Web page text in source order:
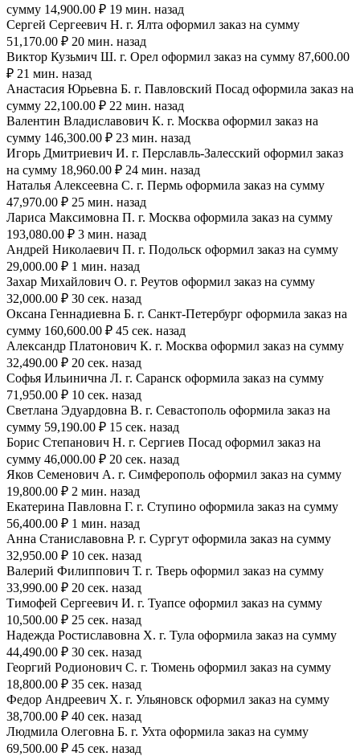
сумму 14,900.00 ₽ 19 мин. назад
Сергей Сергеевич Н. г. Ялта оформил заказ на сумму
51,170.00 ₽ 20 мин. назад
Виктор Кузьмич Ш. г. Орел оформил заказ на сумму 87,600.00
₽ 21 мин. назад
Анастасия Юрьевна Б. г. Павловский Посад оформила заказ на
сумму 22,100.00 ₽ 22 мин. назад
Валентин Владиславович К. г. Москва оформил заказ на
сумму 146,300.00 ₽ 23 мин. назад
Игорь Дмитриевич И. г. Перславль-Залесский оформил заказ
на сумму 18,960.00 ₽ 24 мин. назад
Наталья Алексеевна С. г. Пермь оформила заказ на сумму
47,970.00 ₽ 25 мин. назад
Лариса Максимовна П. г. Москва оформила заказ на сумму
193,080.00 ₽ 3 мин. назад
Андрей Николаевич П. г. Подольск оформил заказ на сумму
29,000.00 ₽ 1 мин. назад
Захар Михайлович О. г. Реутов оформил заказ на сумму
32,000.00 ₽ 30 сек. назад
Оксана Геннадиевна Б. г. Санкт-Петербург оформила заказ на
сумму 160,600.00 ₽ 45 сек. назад
Александр Платонович К. г. Москва оформил заказ на сумму
32,490.00 ₽ 20 сек. назад
Софья Ильинична Л. г. Саранск оформила заказ на сумму
71,950.00 ₽ 10 сек. назад
Светлана Эдуардовна В. г. Севастополь оформила заказ на
сумму 59,190.00 ₽ 15 сек. назад
Борис Степанович Н. г. Сергиев Посад оформил заказ на
сумму 46,000.00 ₽ 20 сек. назад
Яков Семенович А. г. Симферополь оформил заказ на сумму
19,800.00 ₽ 2 мин. назад
Екатерина Павловна Г. г. Ступино оформила заказ на сумму
56,400.00 ₽ 1 мин. назад
Анна Станиславовна Р. г. Сургут оформила заказ на сумму
32,950.00 ₽ 10 сек. назад
Валерий Филиппович Т. г. Тверь оформил заказ на сумму
33,990.00 ₽ 20 сек. назад
Тимофей Сергеевич И. г. Туапсе оформил заказ на сумму
10,500.00 ₽ 25 сек. назад
Надежда Ростиславовна Х. г. Тула оформила заказ на сумму
44,490.00 ₽ 30 сек. назад
Георгий Родионович С. г. Тюмень оформил заказ на сумму
18,800.00 ₽ 35 сек. назад
Федор Андреевич Х. г. Ульяновск оформил заказ на сумму
38,700.00 ₽ 40 сек. назад
Людмила Олеговна Б. г. Ухта оформила заказ на сумму
69,500.00 ₽ 45 сек. назад